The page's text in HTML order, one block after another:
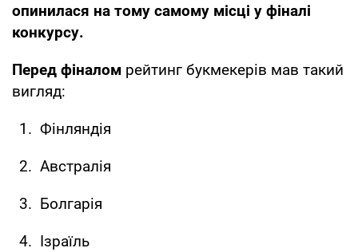
опинилася на тому самому місці у фіналі
конкурсу.
Перед фіналом рейтинг букмекерів мав такий
вигляд:
Фінляндія
Австралія
Болгарія
Ізраїль